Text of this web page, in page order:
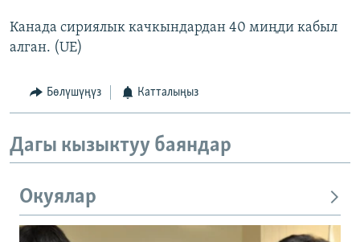
Канада сириялык качкындардан 40 миңди кабыл
алган. (UE)
Бөлүшүңүз Катталыңыз
Дагы кызыктуу баяндар
Окуялар